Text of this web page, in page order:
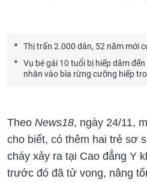
Thị trấn 2.000 dân, 52 năm mới
Vụ bé gái 10 tuổi bị hiếp dâm
nhân vào bìa rừng cưỡng hiếp
Theo News18, ngày 24/11,
cho biết, có thêm hai trẻ sơ
cháy xảy ra tại Cao đẳng Y
trước đó đã tử vong, nâng